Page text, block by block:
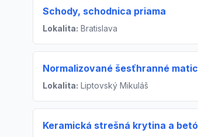
Schody, schodnica priama
Lokalita: Bratislava
Normalizované šesťhranné
Lokalita: Liptovský Mikuláš
Keramická strešná krytina a